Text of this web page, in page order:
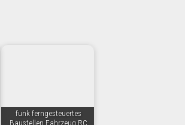
funk ferngesteuertes
Baustellen Fahrzeug RC